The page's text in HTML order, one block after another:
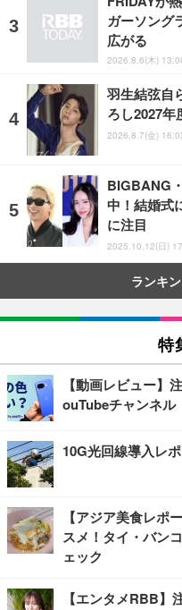
ガーソング
広がる
2026.8.6(木)
羽生結弦自
ろし2027年
2026.8.7(金)
BIGBANG
中！結婚式
に注目
2025.10.12(日)
ランキ
特
【動画レビュー】
ouTubeチャンネル
10G光回線導入レポ
【アジア美食レポ
スメ！タイ・バン
ェック
【エンタメRBB】